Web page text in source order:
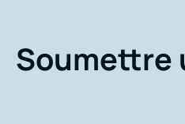
Soumettre